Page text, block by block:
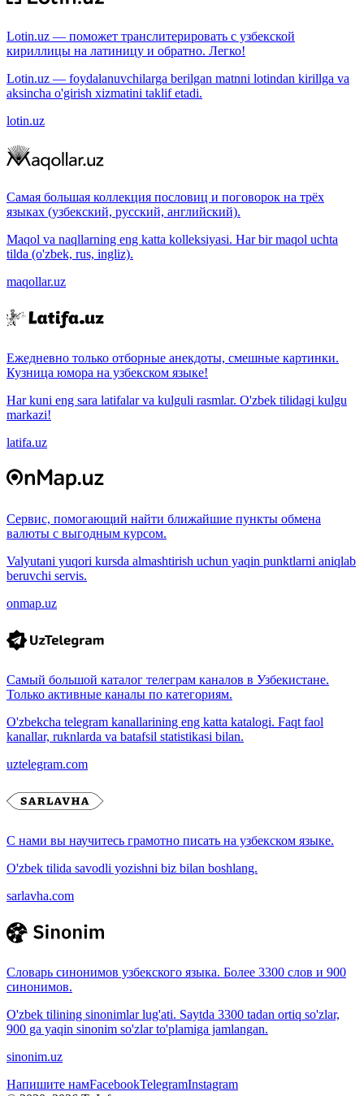
Lotin.uz — поможет транслитерировать с узбекской
кириллицы на латиницу и обратно. Легко!
Lotin.uz — foydalanuvchilarga berilgan matnni lotindan kirillga va
aksincha o'girish xizmatini taklif etadi.
lotin.uz
Самая большая коллекция пословиц и поговорок на трёх
языках (узбекский, русский, английский).
Maqol va naqllarning eng katta kolleksiyasi. Har bir maqol uchta
tilda (o'zbek, rus, ingliz).
maqollar.uz
Ежедневно только отборные анекдоты, смешные картинки.
Кузница юмора на узбекском языке!
Har kuni eng sara latifalar va kulguli rasmlar. O'zbek tilidagi kulgu
markazi!
latifa.uz
Сервис, помогающий найти ближайшие пункты обмена
валюты с выгодным курсом.
Valyutani yuqori kursda almashtirish uchun yaqin punktlarni aniqlab
beruvchi servis.
onmap.uz
Самый большой каталог телеграм каналов в Узбекистане.
Только активные каналы по категориям.
O'zbekcha telegram kanallarining eng katta katalogi. Faqt faol
kanallar, ruknlarda va batafsil statistikasi bilan.
uztelegram.com
С нами вы научитесь грамотно писать на узбекском языке.
O'zbek tilida savodli yozishni biz bilan boshlang.
sarlavha.com
Словарь синонимов узбекского языка. Более 3300 слов и 900
синонимов.
O'zbek tilining sinonimlar lug'ati. Saytda 3300 tadan ortiq so'zlar,
900 ga yaqin sinonim so'zlar to'plamiga jamlangan.
sinonim.uz
Напишите намFacebookTelegramInstagram